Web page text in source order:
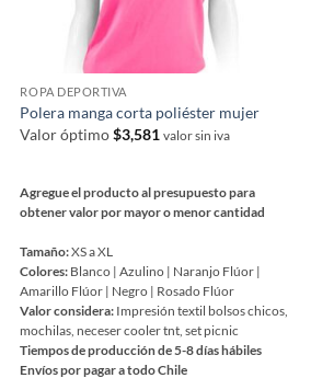
de
producto
ROPA DEPORTIVA
Polera manga corta poliéster mujer
Valor óptimo$3,581 valor sin iva
Agregue el producto al presupuesto para
obtener valor por mayor o menor cantidad
Tamaño:XS a XL
Colores: Blanco | Azulino | Naranjo Flúor |
Amarillo Flúor | Negro | Rosado Flúor
Valor considera: Impresión textil bolsos chicos,
mochilas, neceser cooler tnt, set picnic
Tiempos de producción de 5-8 días hábiles
Envíos por pagar a todo Chile